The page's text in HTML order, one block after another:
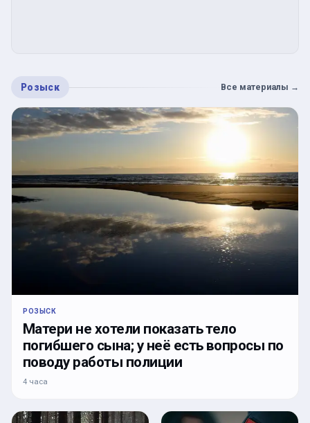
Розыск Все материалы →
РОЗЫСК
Матери не хотели показать тело
погибшего сына; у неё есть вопросы по
поводу работы полиции
4 часа